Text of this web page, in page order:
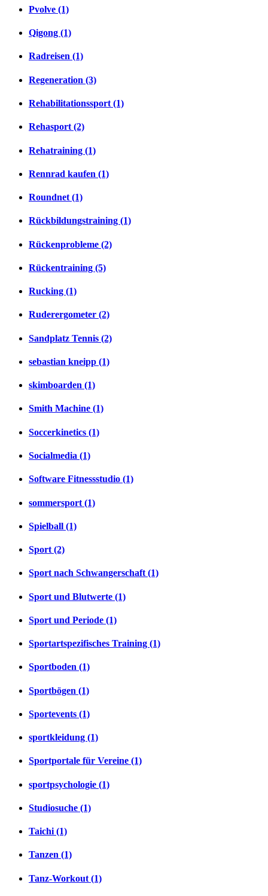
Pvolve (1)
Qigong (1)
Radreisen (1)
Regeneration (3)
Rehabilitationssport (1)
Rehasport (2)
Rehatraining (1)
Rennrad kaufen (1)
Roundnet (1)
Rückbildungstraining (1)
Rückenprobleme (2)
Rückentraining (5)
Rucking (1)
Ruderergometer (2)
Sandplatz Tennis (2)
sebastian kneipp (1)
skimboarden (1)
Smith Machine (1)
Soccerkinetics (1)
Socialmedia (1)
Software Fitnessstudio (1)
sommersport (1)
Spielball (1)
Sport (2)
Sport nach Schwangerschaft (1)
Sport und Blutwerte (1)
Sport und Periode (1)
Sportartspezifisches Training (1)
Sportboden (1)
Sportbögen (1)
Sportevents (1)
sportkleidung (1)
Sportportale für Vereine (1)
sportpsychologie (1)
Studiosuche (1)
Taichi (1)
Tanzen (1)
Tanz-Workout (1)